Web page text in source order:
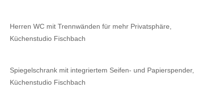
Herren WC mit Trennwänden für mehr Privatsphäre,
Küchenstudio Fischbach
Spiegelschrank mit integriertem Seifen- und Papierspender,
Küchenstudio Fischbach